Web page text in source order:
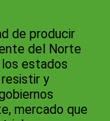
de producir
del Norte
los estados
y
mercado que